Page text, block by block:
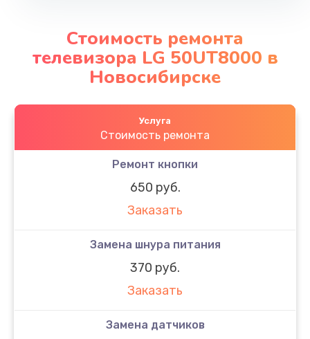
Стоимость ремонта
телевизора LG 50UT8000 в
Новосибирске
Услуга
Стоимость ремонта
Ремонт кнопки
650 руб.
Заказать
Замена шнура питания
370 руб.
Заказать
Замена датчиков